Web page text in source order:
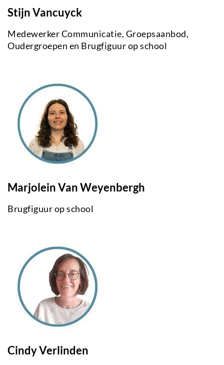
Stijn Vancuyck
Medewerker Communicatie, Groepsaanbod,
Oudergroepen en Brugfiguur op school
Marjolein Van Weyenbergh
Brugfiguur op school
Cindy Verlinden